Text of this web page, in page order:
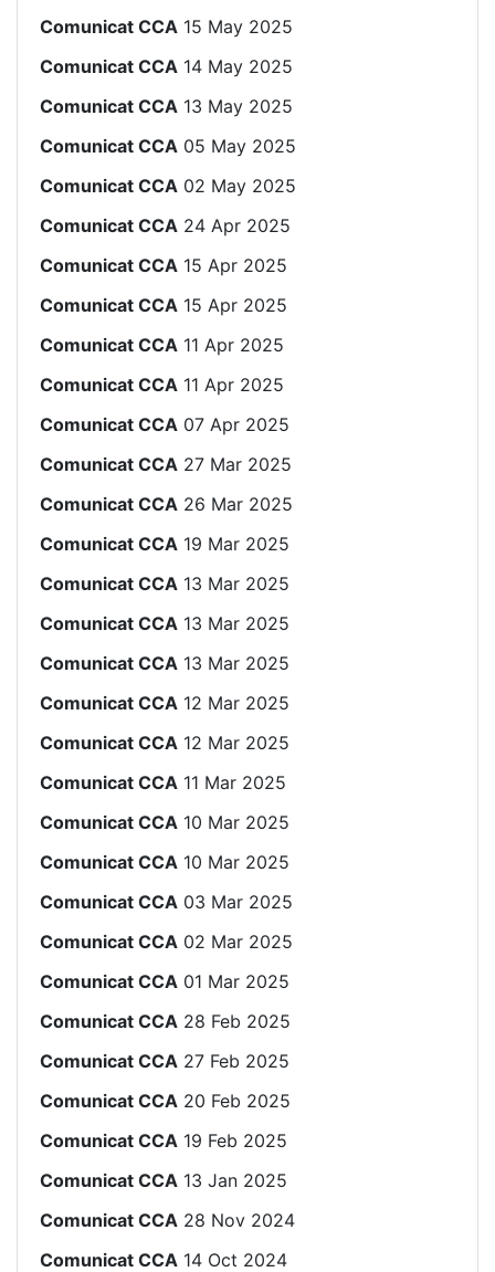
Comunicat CCA 15 May 2025
Comunicat CCA 14 May 2025
Comunicat CCA 13 May 2025
Comunicat CCA 05 May 2025
Comunicat CCA 02 May 2025
Comunicat CCA 24 Apr 2025
Comunicat CCA 15 Apr 2025
Comunicat CCA 15 Apr 2025
Comunicat CCA 11 Apr 2025
Comunicat CCA 11 Apr 2025
Comunicat CCA 07 Apr 2025
Comunicat CCA 27 Mar 2025
Comunicat CCA 26 Mar 2025
Comunicat CCA 19 Mar 2025
Comunicat CCA 13 Mar 2025
Comunicat CCA 13 Mar 2025
Comunicat CCA 13 Mar 2025
Comunicat CCA 12 Mar 2025
Comunicat CCA 12 Mar 2025
Comunicat CCA 11 Mar 2025
Comunicat CCA 10 Mar 2025
Comunicat CCA 10 Mar 2025
Comunicat CCA 03 Mar 2025
Comunicat CCA 02 Mar 2025
Comunicat CCA 01 Mar 2025
Comunicat CCA 28 Feb 2025
Comunicat CCA 27 Feb 2025
Comunicat CCA 20 Feb 2025
Comunicat CCA 19 Feb 2025
Comunicat CCA 13 Jan 2025
Comunicat CCA 28 Nov 2024
Comunicat CCA 14 Oct 2024